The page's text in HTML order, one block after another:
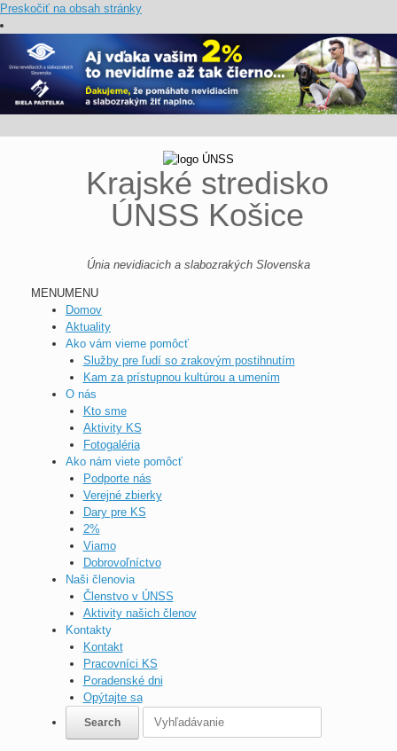
Preskočiť na obsah stránky
Krajské stredisko
ÚNSS Košice
Únia nevidiacich a slabozrakých Slovenska
MENUMENU
Domov
Aktuality
Ako vám vieme pomôcť
Služby pre ľudí so zrakovým postihnutím
Kam za prístupnou kultúrou a umením
O nás
Kto sme
Aktivity KS
Fotogaléria
Ako nám viete pomôcť
Podporte nás
Verejné zbierky
Dary pre KS
2%
Viamo
Dobrovoľníctvo
Naši členovia
Členstvo v ÚNSS
Aktivity našich členov
Kontakty
Kontakt
Pracovníci KS
Poradenské dni
Opýtajte sa